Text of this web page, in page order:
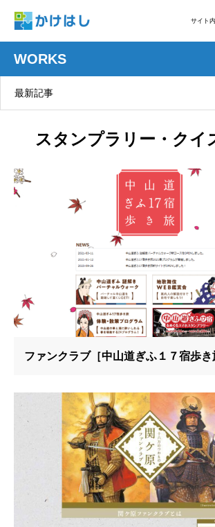
サイト
WORKS
最新記事
スタンプラリー・クイ
ファンクラブ［中山道ぎふ１７宿歩き